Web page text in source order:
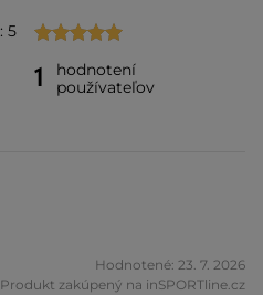
5
1
hodnotení
používateľov
Hodnotené: 23. 7. 2026
Produkt zakúpený na inSPORTline.cz